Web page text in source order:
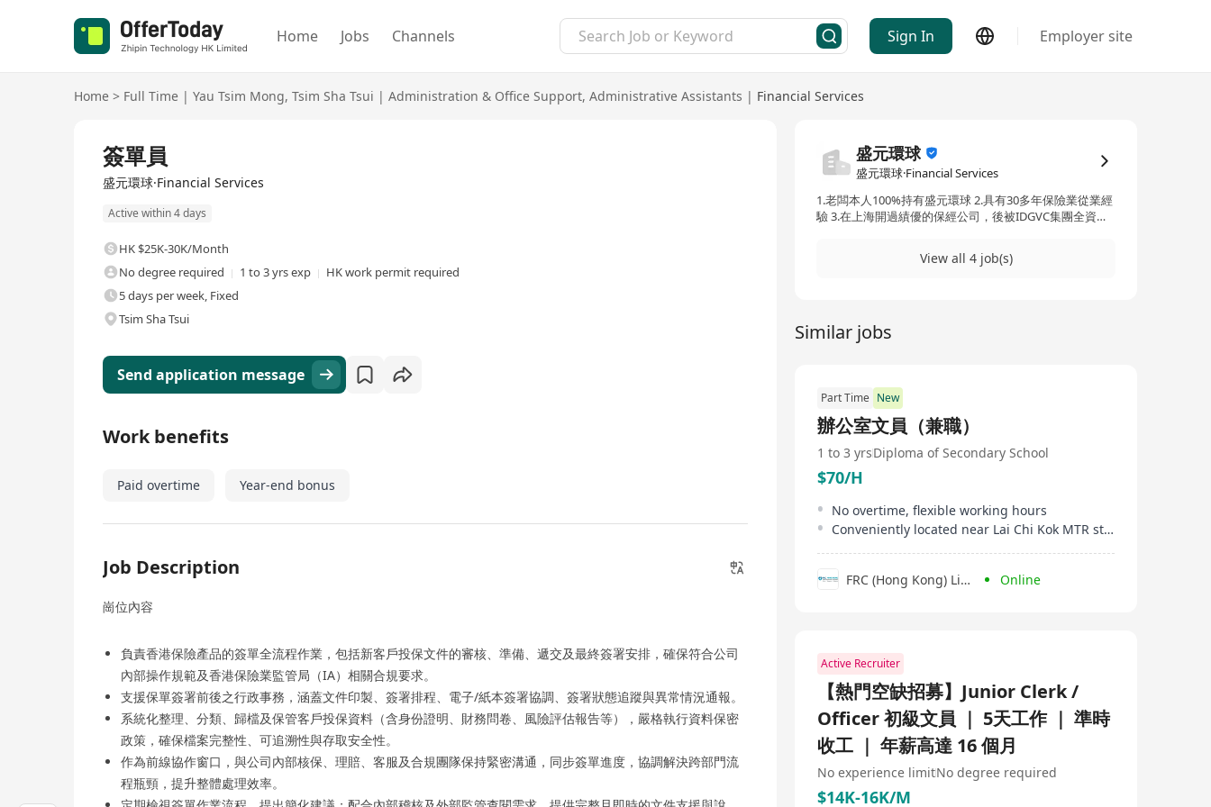
Home Jobs Channels Sign In Employer site
Home > Full Time | Yau Tsim Mong, Tsim Sha Tsui | Administration & Office Support, Administrative Assistants | Financial Services
簽單員
盛元環球·Financial Services
Active within 4 days
HK $25K-30K/Month
No degree required
1 to 3 yrs exp
HK work permit required
5 days per week, Fixed
Tsim Sha Tsui
Send application message
Work benefits
Paid overtime Year-end bonus
Job Description
崗位內容
負責香港保險產品的簽單全流程作業，包括新客戶投保文件的審核、準備、遞交及最終簽署安排，確保符合公司
內部操作規範及香港保險業監管局（IA）相關合規要求。
支援保單簽署前後之行政事務，涵蓋文件印製、簽署排程、電子/紙本簽署協調、簽署狀態追蹤與異常情況通報。
系統化整理、分類、歸檔及保管客戶投保資料（含身份證明、財務問卷、風險評估報告等），嚴格執行資料保密
政策，確保檔案完整性、可追溯性與存取安全性。
作為前線協作窗口，與公司內部核保、理賠、客服及合規團隊保持緊密溝通，同步簽單進度，協調解決跨部門流
程瓶頸，提升整體處理效率。
盛元環球
盛元環球·Financial Services
1.老闆本人100%持有盛元環球 2.具有30多年保險業從業經
驗 3.在上海開過績優的保經公司，後被IDGVC集團全資收
收購的中型保經公司在台灣上市4.在港於2025年9/4完成收
入！
View all 4 job(s)
Similar jobs
Part Time New
辦公室文員（兼職）
1 to 3 yrsDiploma of Secondary School
$70/H
No overtime, flexible working hours
Conveniently located near Lai Chi Kok MTR station
FRC (Hong Kong) Limited Online
Active Recruiter
【熱門空缺招募】Junior Clerk /
Officer 初級文員 ｜ 5天工作 ｜ 準時
收工 ｜ 年薪高達 16 個月
No experience limitNo degree required
$14K-16K/M